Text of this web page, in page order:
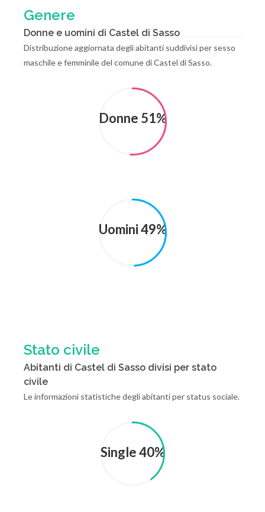
Genere
Donne e uomini di Castel di Sasso
Distribuzione aggiornata degli abitanti suddivisi per sesso
maschile e femminile del comune di Castel di Sasso.
Donne 51%
Uomini 49%
Stato civile
Abitanti di Castel di Sasso divisi per stato
civile
Le informazioni statistiche degli abitanti per status sociale.
Single 40%